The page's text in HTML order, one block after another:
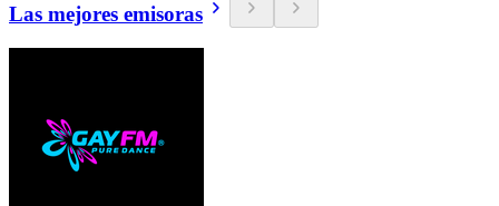
Las mejores emisoras